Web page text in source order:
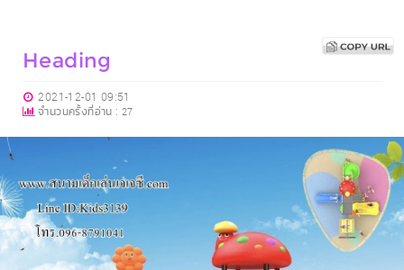
Heading
2021-12-01 09:51
จำนวนครั้งที่อ่าน : 27